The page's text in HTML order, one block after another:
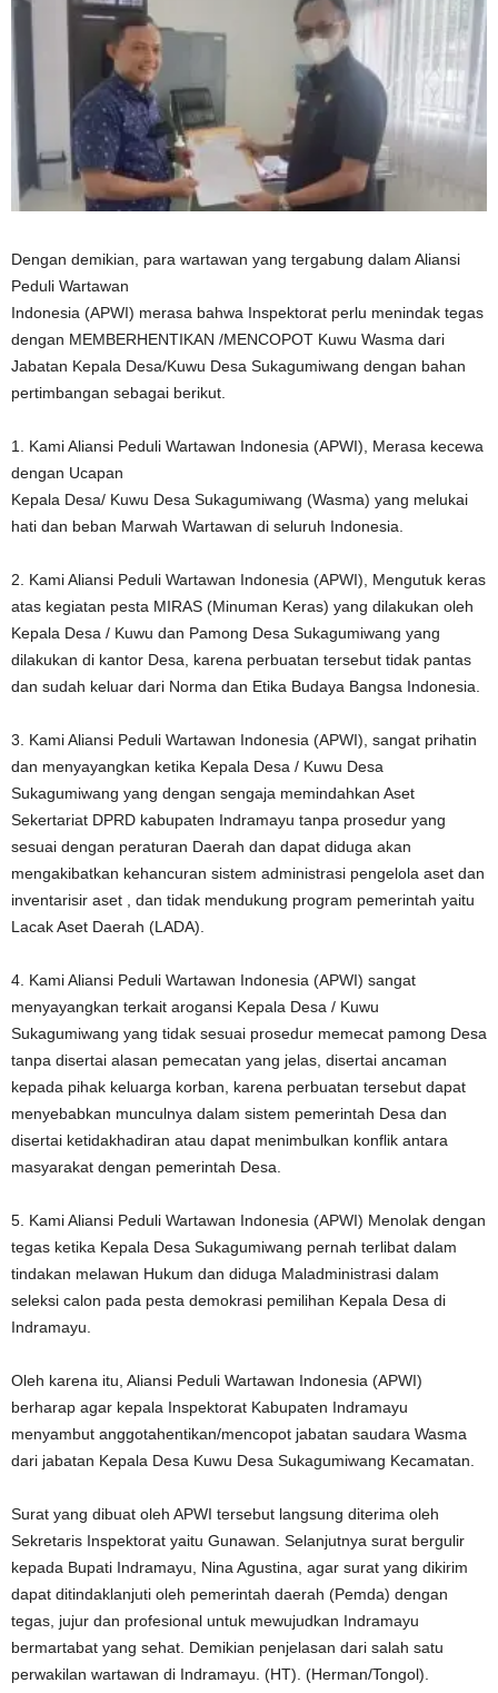
Dengan demikian, para wartawan yang tergabung dalam Aliansi
Peduli Wartawan
Indonesia (APWI) merasa bahwa Inspektorat perlu menindak tegas
dengan MEMBERHENTIKAN /MENCOPOT Kuwu Wasma dari
Jabatan Kepala Desa/Kuwu Desa Sukagumiwang dengan bahan
pertimbangan sebagai berikut.
1. Kami Aliansi Peduli Wartawan Indonesia (APWI), Merasa kecewa
dengan Ucapan
Kepala Desa/ Kuwu Desa Sukagumiwang (Wasma) yang melukai
hati dan beban Marwah Wartawan di seluruh Indonesia.
2. Kami Aliansi Peduli Wartawan Indonesia (APWI), Mengutuk keras
atas kegiatan pesta MIRAS (Minuman Keras) yang dilakukan oleh
Kepala Desa / Kuwu dan Pamong Desa Sukagumiwang yang
dilakukan di kantor Desa, karena perbuatan tersebut tidak pantas
dan sudah keluar dari Norma dan Etika Budaya Bangsa Indonesia.
3. Kami Aliansi Peduli Wartawan Indonesia (APWI), sangat prihatin
dan menyayangkan ketika Kepala Desa / Kuwu Desa
Sukagumiwang yang dengan sengaja memindahkan Aset
Sekertariat DPRD kabupaten Indramayu tanpa prosedur yang
sesuai dengan peraturan Daerah dan dapat diduga akan
mengakibatkan kehancuran sistem administrasi pengelola aset dan
inventarisir aset , dan tidak mendukung program pemerintah yaitu
Lacak Aset Daerah (LADA).
4. Kami Aliansi Peduli Wartawan Indonesia (APWI) sangat
menyayangkan terkait arogansi Kepala Desa / Kuwu
Sukagumiwang yang tidak sesuai prosedur memecat pamong Desa
tanpa disertai alasan pemecatan yang jelas, disertai ancaman
kepada pihak keluarga korban, karena perbuatan tersebut dapat
menyebabkan munculnya dalam sistem pemerintah Desa dan
disertai ketidakhadiran atau dapat menimbulkan konflik antara
masyarakat dengan pemerintah Desa.
5. Kami Aliansi Peduli Wartawan Indonesia (APWI) Menolak dengan
tegas ketika Kepala Desa Sukagumiwang pernah terlibat dalam
tindakan melawan Hukum dan diduga Maladministrasi dalam
seleksi calon pada pesta demokrasi pemilihan Kepala Desa di
Indramayu.
Oleh karena itu, Aliansi Peduli Wartawan Indonesia (APWI)
berharap agar kepala Inspektorat Kabupaten Indramayu
menyambut anggotahentikan/mencopot jabatan saudara Wasma
dari jabatan Kepala Desa Kuwu Desa Sukagumiwang Kecamatan.
Surat yang dibuat oleh APWI tersebut langsung diterima oleh
Sekretaris Inspektorat yaitu Gunawan. Selanjutnya surat bergulir
kepada Bupati Indramayu, Nina Agustina, agar surat yang dikirim
dapat ditindaklanjuti oleh pemerintah daerah (Pemda) dengan
tegas, jujur ​​dan profesional untuk mewujudkan Indramayu
bermartabat yang sehat. Demikian penjelasan dari salah satu
perwakilan wartawan di Indramayu. (HT). (Herman/Tongol).